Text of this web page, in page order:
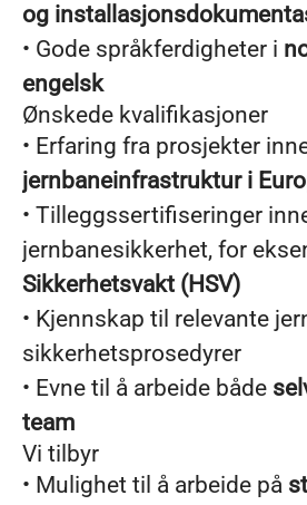
og
• Gode språkferdigheter i
engelsk
Ønskede kvalifikasjoner
• Erfaring fra prosjekter
jernbaneinfrastruktur i
• Tilleggssertifiseringer
jernbanesikkerhet, for
Sikkerhetsvakt (HSV)
• Kjennskap til relevante
sikkerhetsprosedyrer
• Evne til å arbeide både
team
Vi tilbyr
• Mulighet til å arbeide på